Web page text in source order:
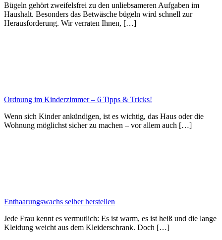
Bügeln gehört zweifelsfrei zu den unliebsameren Aufgaben im
Haushalt. Besonders das Betwäsche bügeln wird schnell zur
Herausforderung. Wir verraten Ihnen, […]
Ordnung im Kinderzimmer – 6 Tipps & Tricks!
Wenn sich Kinder ankündigen, ist es wichtig, das Haus oder die
Wohnung möglichst sicher zu machen – vor allem auch […]
Enthaarungswachs selber herstellen
Jede Frau kennt es vermutlich: Es ist warm, es ist heiß und die lange
Kleidung weicht aus dem Kleiderschrank. Doch […]